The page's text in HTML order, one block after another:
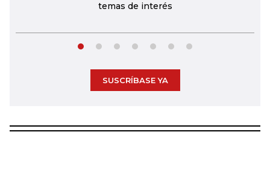
temas de interés
SUSCRÍBASE YA